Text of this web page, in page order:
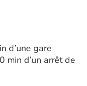
d’une gare
min d’un arrêt de